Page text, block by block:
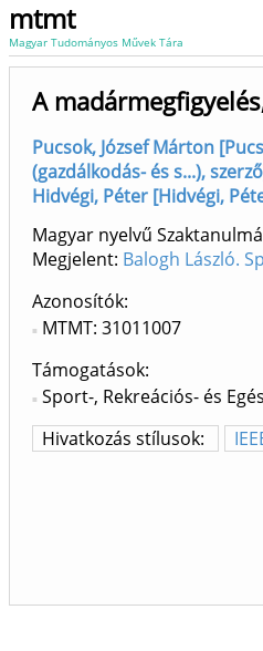
mtmt
Magyar Tudományos Művek Tára
A
Pucsok, József Márton
(gazdálkodás- és s...),
Hidvégi, Péter [Hidvégi,
Magyar nyelvű
Megjelent: Balogh László.
Azonosítók
MTMT: 31011007
Támogatások:
Sport-, Rekreációs- és
Hivatkozás stílusok: